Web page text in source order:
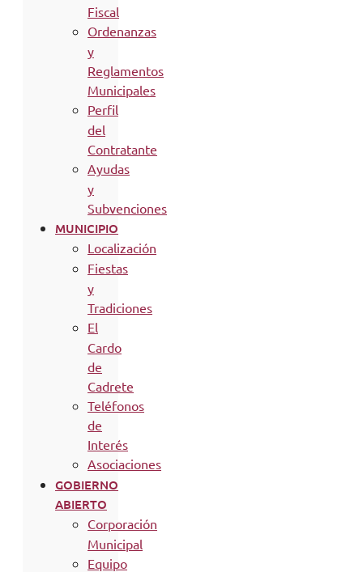
Fiscal
Ordenanzas
y
Reglamentos
Municipales
Perfil
del
Contratante
Ayudas
y
Subvenciones
MUNICIPIO
Localización
Fiestas
y
Tradiciones
El
Cardo
de
Cadrete
Teléfonos
de
Interés
Asociaciones
GOBIERNO
ABIERTO
Corporación
Municipal
Equipo